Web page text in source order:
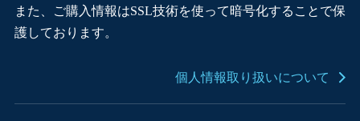
また、ご購入情報はSSL技術を使って暗号化することで保
護しております。
個人情報取り扱いについて